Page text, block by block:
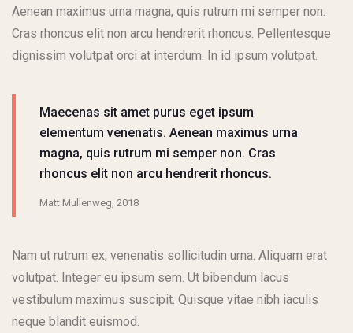
Aenean maximus urna magna, quis rutrum mi semper non.
Cras rhoncus elit non arcu hendrerit rhoncus. Pellentesque
dignissim volutpat orci at interdum. In id ipsum volutpat.
Maecenas sit amet purus eget ipsum
elementum venenatis. Aenean maximus urna
magna, quis rutrum mi semper non. Cras
rhoncus elit non arcu hendrerit rhoncus.
Matt Mullenweg, 2018
Nam ut rutrum ex, venenatis sollicitudin urna. Aliquam erat
volutpat. Integer eu ipsum sem. Ut bibendum lacus
vestibulum maximus suscipit. Quisque vitae nibh iaculis
neque blandit euismod.